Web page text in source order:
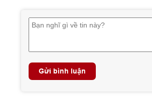
Gửi bình luận